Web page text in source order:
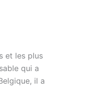
et les plus
qui a
il a